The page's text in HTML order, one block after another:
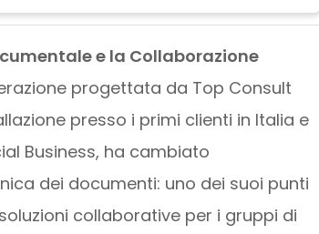
e la Collaborazione
progettata da Top Consult
presso i primi clienti in Italia e
Business, ha cambiato
dei documenti: uno dei suoi punti
collaborative per i gruppi di